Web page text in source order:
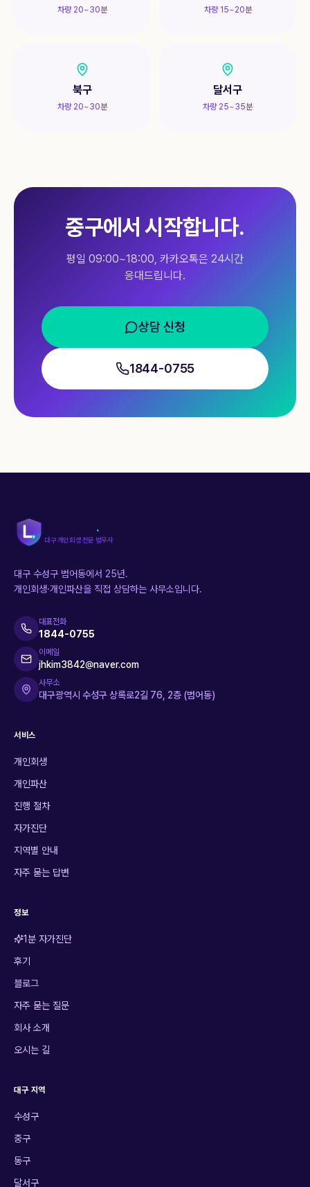
차량 20~30분 차량 15~20분
북구
차량 20~30분
달서구
차량 25~35분
중구에서 시작합니다.
평일 09:00~18:00, 카카오톡은 24시간
응대드립니다.
상담 신청
1844-0755
.
대구 개인회생 전문 법무사
대구 수성구 범어동에서 25년.
개인회생·개인파산을 직접 상담하는 사무소입니다.
대표전화
1844-0755
이메일
jhkim3842@naver.com
사무소
대구광역시 수성구 상록로2길 76, 2층 (범어동)
서비스
개인회생
개인파산
진행 절차
자가진단
지역별 안내
자주 묻는 답변
정보
1분 자가진단
후기
블로그
자주 묻는 질문
회사 소개
오시는 길
대구 지역
수성구
중구
동구
달서구